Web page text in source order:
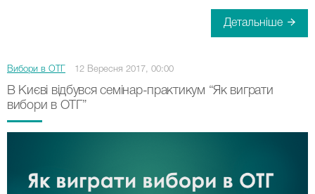
Детальніше
Вибори в ОТГ 12 Вересня 2017, 00:00
В Києві відбувся семінар-практикум “Як виграти
вибори в ОТГ”